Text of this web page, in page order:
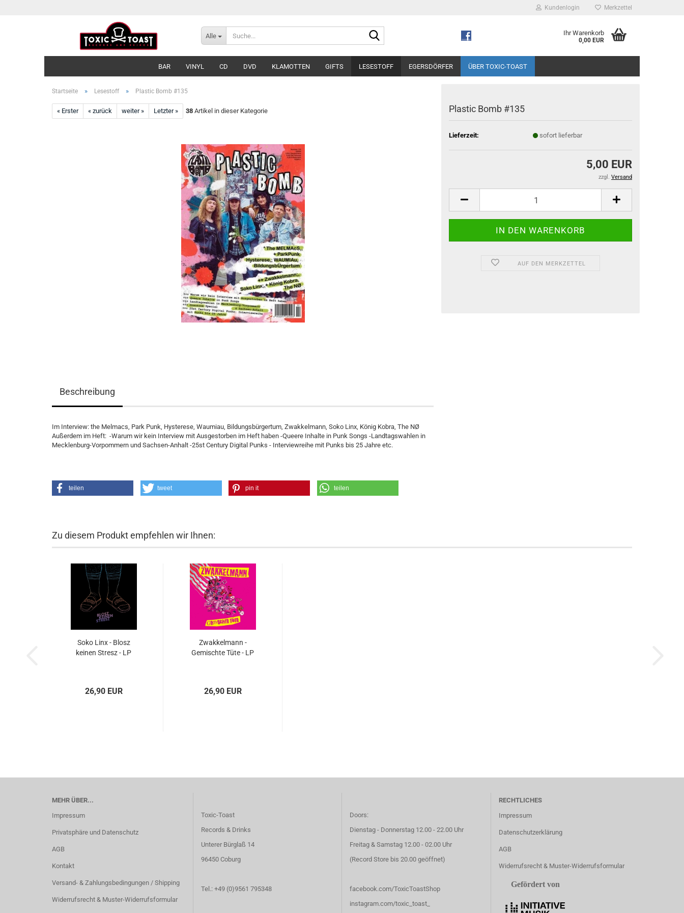
Kundenlogin Merkzettel
Alle Ihr Warenkorb
0,00 EUR
BAR VINYL CD DVD KLAMOTTEN GIFTS LESESTOFF EGERSDÖRFER ÜBER TOXIC-TOAST
Startseite » Lesestoff » Plastic Bomb #135
« Erster « zurück weiter » Letzter » 38 Artikel in dieser Kategorie Plastic Bomb #135
Lieferzeit: sofort lieferbar
5,00 EUR
zzgl. Versand
AUF DEN MERKZETTEL
Beschreibung
Im Interview: the Melmacs, Park Punk, Hysterese, Waumiau, Bildungsbürgertum, Zwakkelmann, Soko Linx, König Kobra, The NØ
Außerdem im Heft: -Warum wir kein Interview mit Ausgestorben im Heft haben -Queere Inhalte in Punk Songs -Landtagswahlen in
Mecklenburg-Vorpommern und Sachsen-Anhalt -25st Century Digital Punks - Interviewreihe mit Punks bis 25 Jahre etc.
teilen tweet pin it teilen
Zu diesem Produkt empfehlen wir Ihnen:
Soko Linx - Blosz
keinen Stresz - LP
26,90 EUR
Zwakkelmann -
Gemischte Tüte - LP
26,90 EUR
MEHR ÜBER...
Impressum
Privatsphäre und Datenschutz
AGB
Kontakt
Versand- & Zahlungsbedingungen / Shipping
Widerrufsrecht & Muster-Widerrufsformular
Toxic-Toast
Records & Drinks
Unterer Bürglaß 14
96450 Coburg
Tel.: +49 (0)9561 795348
Doors:
Dienstag - Donnerstag 12.00 - 22.00 Uhr
Freitag & Samstag 12.00 - 02.00 Uhr
(Record Store bis 20.00 geöffnet)
facebook.com/ToxicToastShop
instagram.com/toxic_toast_
RECHTLICHES
Impressum
Datenschutzerklärung
AGB
Widerrufsrecht & Muster-Widerrufsformular
Gefördert von